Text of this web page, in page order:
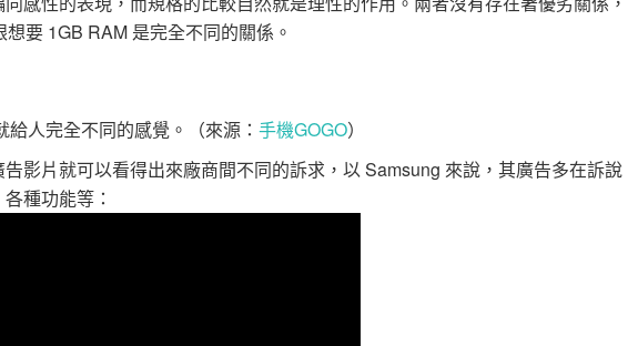
要 1GB RAM 是完全不同的關係。
人完全不同的感覺。（來源： 手機GOGO）
影片就可以看得出來廠商間不同的訴求，以 Samsung 來說，其廣告多在訴說
種功能等：